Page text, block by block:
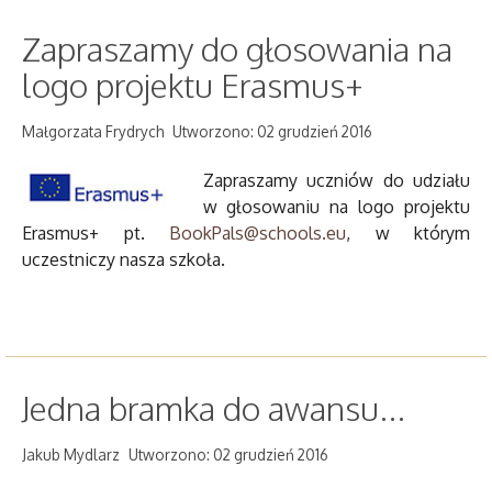
Zapraszamy do głosowania na
logo projektu Erasmus+
Małgorzata Frydrych Utworzono: 02 grudzień 2016
Zapraszamy uczniów do udziału
w głosowaniu na logo projektu
Erasmus+ pt. BookPals@schools.eu, w którym
uczestniczy nasza szkoła.
Jedna bramka do awansu...
Jakub Mydlarz Utworzono: 02 grudzień 2016